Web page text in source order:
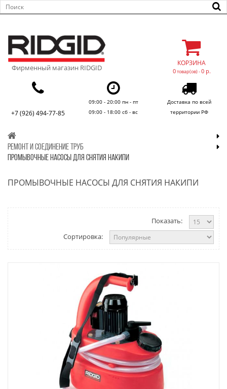
Фирменный магазин RIDGID
+7 (926) 494-77-85
09:00 - 20:00 пн - пт
09:00 - 18:00 сб - вс
Доставка по всей
территории РФ
КОРЗИНА
0товар(ов) -0 р.
РЕМОНТ И СОЕДИНЕНИЕ ТРУБ
ПРОМЫВОЧНЫЕ НАСОСЫ ДЛЯ СНЯТИЯ НАКИПИ
ПРОМЫВОЧНЫЕ НАСОСЫ ДЛЯ СНЯТИЯ НАКИПИ
Показать:
Сортировка: